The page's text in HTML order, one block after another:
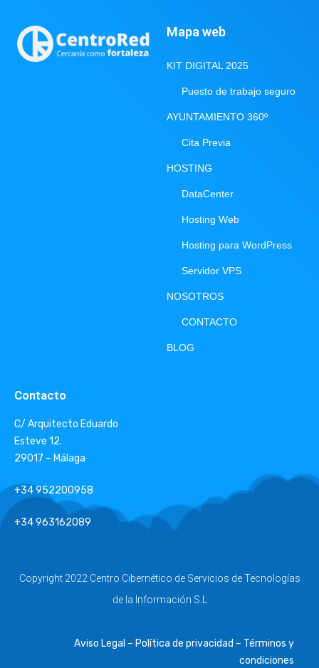
Mapa web
KIT DIGITAL 2025
Puesto de trabajo seguro
AYUNTAMIENTO 360º
Cita Previa
HOSTING
DataCenter
Hosting Web
Hosting para WordPress
Servidor VPS
NOSOTROS
CONTACTO
BLOG
Contacto
C/ Arquitecto Eduardo
Esteve 12.
29017 – Málaga
+34 952200958
+34 963162089
Copyright 2022 Centro Cibernético de Servicios de Tecnologías
de la Información S.L
Aviso Legal – Política de privacidad – Términos y
condiciones